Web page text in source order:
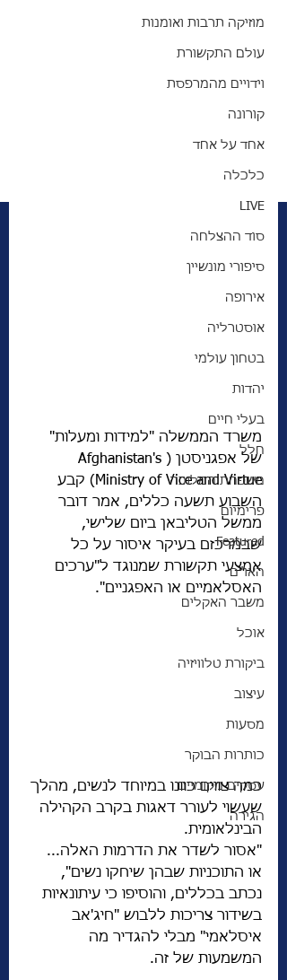
מוזיקה תרבות ואומנות
עולם התקשורת
וידויים מהמרפסת
קורונה
אחד על אחד
כלכלה
LIVE
סוד ההצלחה
סיפורי מונשיין
אירופה
אוסטרליה
בטחון עולמי
יהדות
בעלי חיים
חלל
משפחת המלוכה
פרימיום
Featured
האו"ם
משבר האקלים
אוכל
ביקורת טלוויזיה
עיצוב
מסעות
כותרות הבוקר
עסקים מקומיים
הגירה
משרד הממשלה "למידות ומעלות"
של אפגניסטן (Afghanistan's
Ministry of Vice and Virtue) קבע
השבוע תשעה כללים, אמר דובר
ממשל הטליבאן ביום שלישי,
שבמרכזם בעיקר איסור על כל
אמצעי תקשורת שמנוגד ל"ערכים
האסלאמיים או האפגניים".
כמה צווים כוונו במיוחד לנשים, מהלך
שעשוי לעורר דאגות בקרב הקהילה
הבינלאומית.
"אסור לשדר את הדרמות האלה...
או התוכניות שבהן שיחקו נשים",
נכתב בכללים, והוסיפו כי עיתונאיות
בשידור צריכות ללבוש "חיג'אב
איסלאמי" מבלי להגדיר מה
המשמעות של זה.